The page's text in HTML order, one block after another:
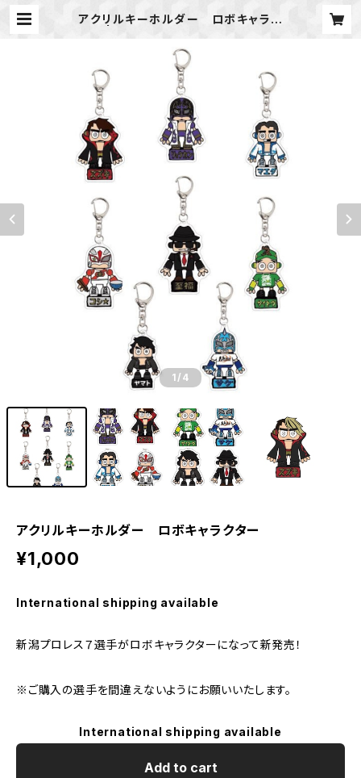
アクリルキーホルダー ロボキャラク
1 /4
アクリルキーホルダー ロボキャラクター
¥1,000
International shipping available
新潟プロレス７選手がロボキャラクターになって新発売！
※ご購入の選手を間違えないようにお願いいたします。
International shipping available
Add to cart